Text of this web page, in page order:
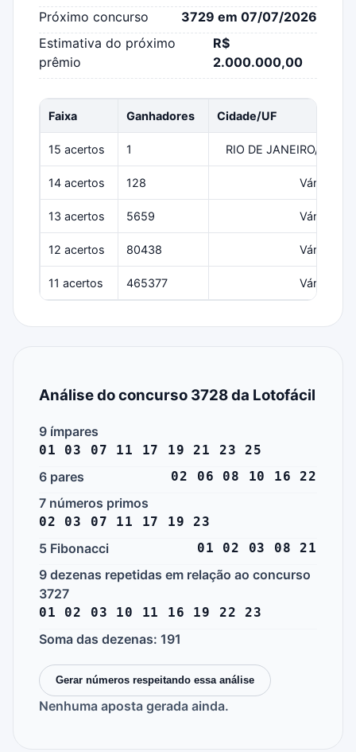
Próximo concurso
3729 em 07/07/2026
Estimativa do próximo
prêmio
R$
2.000.000,00
Faixa Ganhadores Cidade/UF
15 acertos 1 RIO DE JANEIRO/RJ
14 acertos 128 Várias
13 acertos 5659 Várias
12 acertos 80438 Várias
11 acertos 465377 Várias
Análise do concurso 3728 da Lotofácil
9 ímpares
01 03 07 11 17 19 21 23 25
6 pares 02 06 08 10 16 22
7 números primos
02 03 07 11 17 19 23
5 Fibonacci 01 02 03 08 21
9 dezenas repetidas em relação ao concurso
3727
01 02 03 10 11 16 19 22 23
Soma das dezenas: 191
Gerar números respeitando essa análise
Nenhuma aposta gerada ainda.